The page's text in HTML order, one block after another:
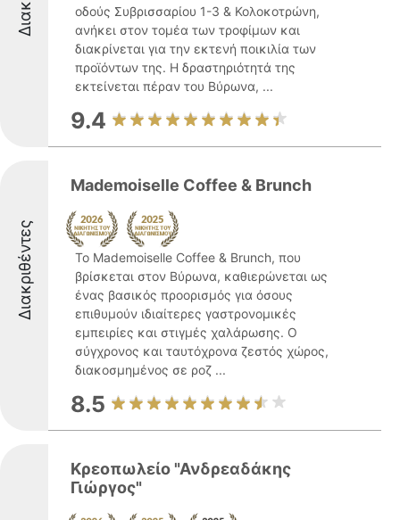
οδούς Συβρισσαρίου 1-3 & Κολοκοτρώνη,
ανήκει στον τομέα των τροφίμων και
διακρίνεται για την εκτενή ποικιλία των
προϊόντων της. Η δραστηριότητά της
εκτείνεται πέραν του Βύρωνα, ...
9.4
Διακριθέντες
Mademoiselle Coffee & Brunch
Το Mademoiselle Coffee & Brunch, που
βρίσκεται στον Βύρωνα, καθιερώνεται ως
ένας βασικός προορισμός για όσους
επιθυμούν ιδιαίτερες γαστρονομικές
εμπειρίες και στιγμές χαλάρωσης. Ο
σύγχρονος και ταυτόχρονα ζεστός χώρος,
διακοσμημένος σε ροζ ...
8.5
Κρεοπωλείο "Ανδρεαδάκης
Γιώργος"